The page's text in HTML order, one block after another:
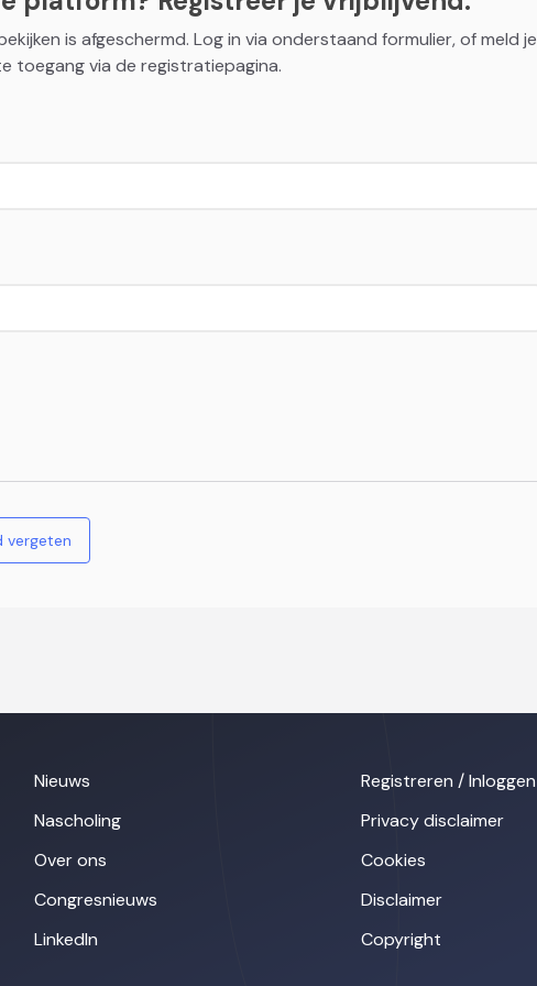
is afgeschermd. Log in via onderstaand formulier, of meld je
toegang via de registratiepagina.
vergeten
Nieuws
Nascholing
Over ons
Congresnieuws
LinkedIn
Registreren / Inloggen
Privacy disclaimer
Cookies
Disclaimer
Copyright